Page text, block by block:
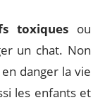
toxiques ou
un chat. Non
danger la vie
les enfants et